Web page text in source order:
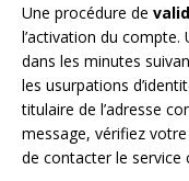
Une procédure de
l’activation du
dans les minutes
les usurpations
titulaire de l’adresse
message, vérifiez
de contacter le service